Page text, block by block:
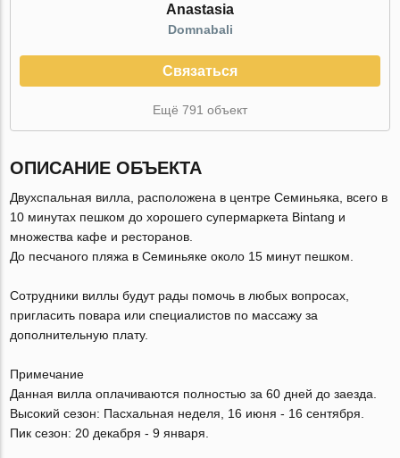
Anastasia
Domnabali
Связаться
Ещё 791 объект
ОПИСАНИЕ ОБЪЕКТА
Двухспальная вилла, расположена в центре Семиньяка, всего в
10 минутах пешком до хорошего супермаркета Bintang и
множества кафе и ресторанов.
До песчаного пляжа в Семиньяке около 15 минут пешком.
Сотрудники виллы будут рады помочь в любых вопросах,
пригласить повара или специалистов по массажу за
дополнительную плату.
Примечание
Данная вилла оплачиваются полностью за 60 дней до заезда.
Высокий сезон: Пасхальная неделя, 16 июня - 16 сентября.
Пик сезон: 20 декабря - 9 января.